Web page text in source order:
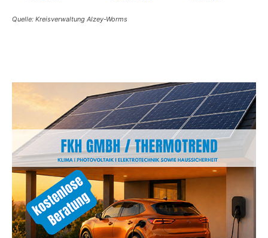
Quelle: Kreisverwaltung Alzey-Worms